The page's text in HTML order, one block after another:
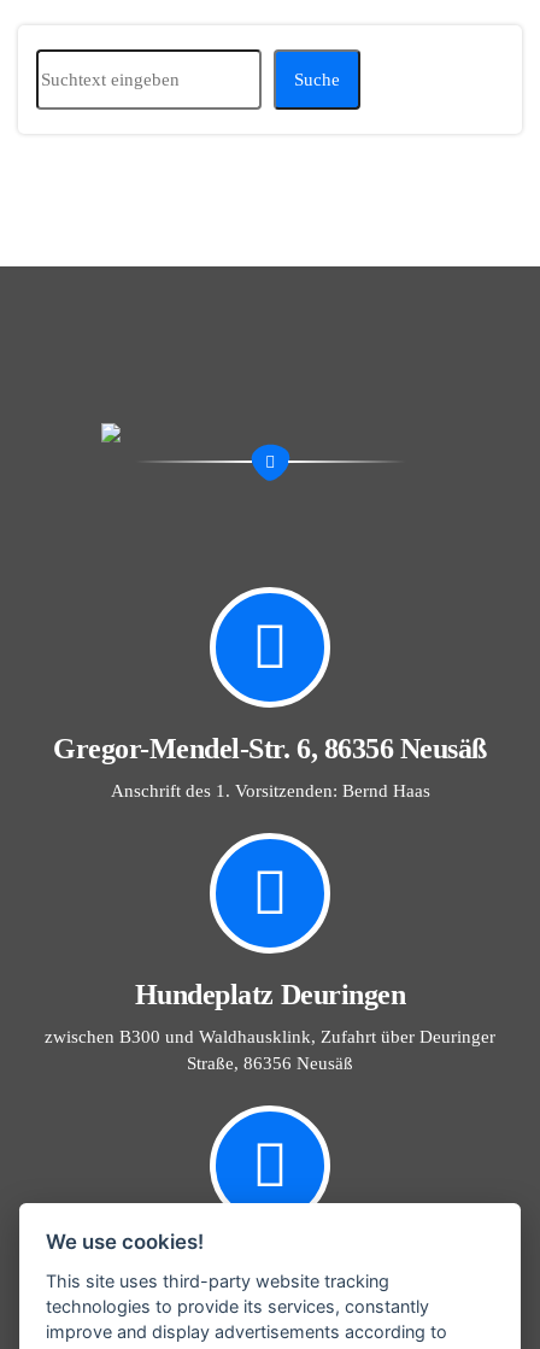
Suchen
Suche
Gregor-Mendel-Str. 6, 86356 Neusäß
Anschrift des 1. Vorsitzenden: Bernd Haas
Hundeplatz Deuringen
zwischen B300 und Waldhausklink, Zufahrt über Deuringer
Straße, 86356 Neusäß
Info@Hundefreunde-Schmuttertal.de
Email
We use cookies!
This site uses third-party website tracking
technologies to provide its services, constantly
improve and display advertisements according to